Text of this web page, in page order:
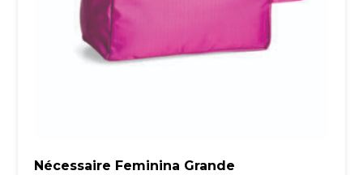
Nécessaire Feminina Grande